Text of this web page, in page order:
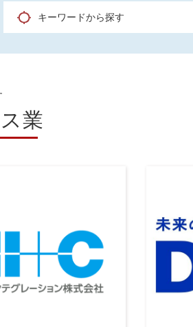
キーワードから探す
業